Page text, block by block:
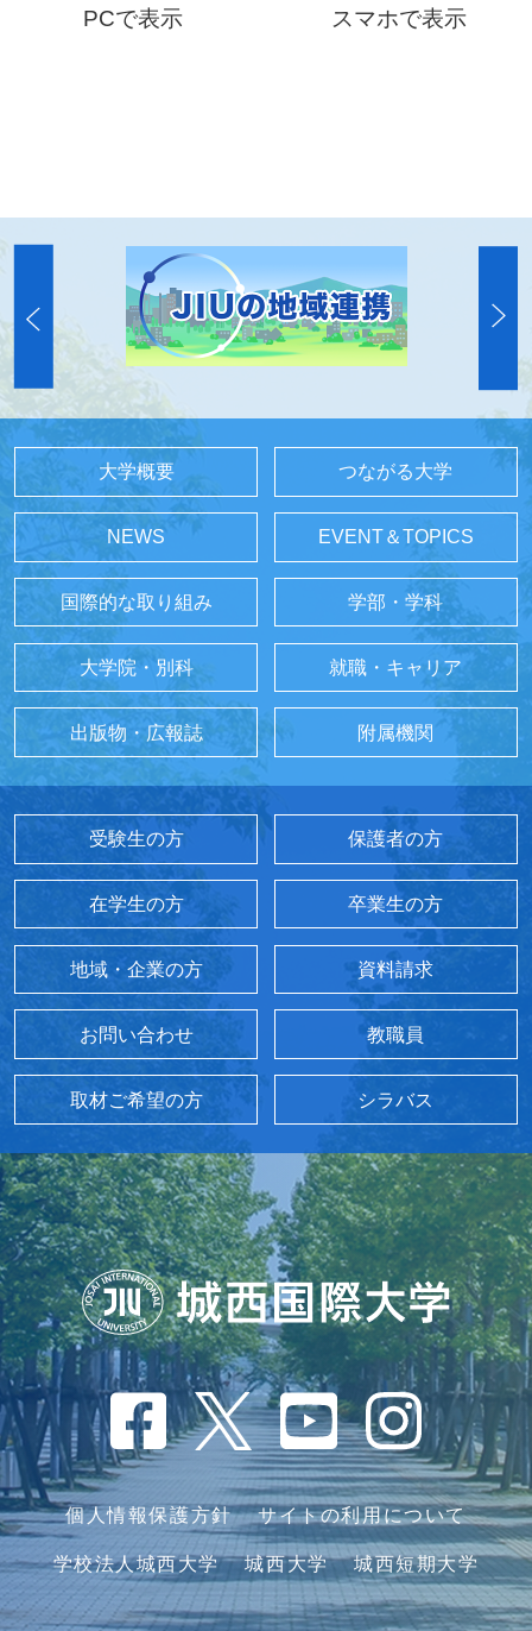
PCで表示 スマホで表示
大学概要 つながる大学
NEWS EVENT＆TOPICS
国際的な取り組み 学部・学科
大学院・別科 就職・キャリア
出版物・広報誌 附属機関
受験生の方 保護者の方
在学生の方 卒業生の方
地域・企業の方 資料請求
お問い合わせ 教職員
取材ご希望の方 シラバス
個人情報保護方針 サイトの利用について
学校法人城西大学 城西大学 城西短期大学